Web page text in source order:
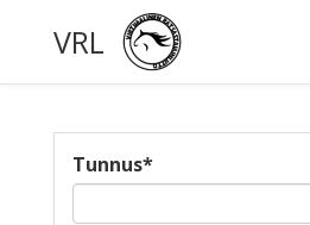
VRL
Tunnus*